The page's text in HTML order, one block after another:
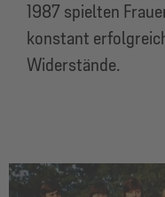
1987 spielten
konstant
Widerstände.